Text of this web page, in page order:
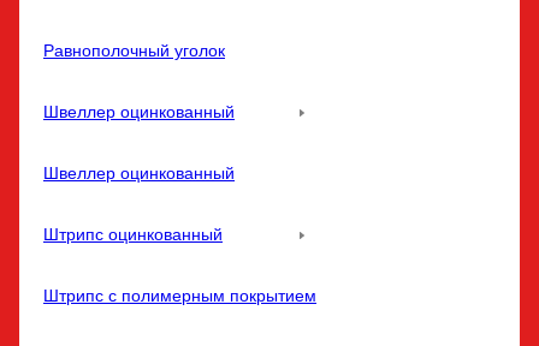
Равнополочный уголок
Швеллер оцинкованный
Швеллер оцинкованный
Штрипс оцинкованный
Штрипс с полимерным покрытием